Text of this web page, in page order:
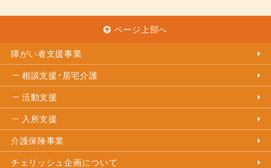
ページ上部へ
障がい者支援事業
相談支援・居宅介護
活動支援
入所支援
介護保険事業
チェリッシュ企画について